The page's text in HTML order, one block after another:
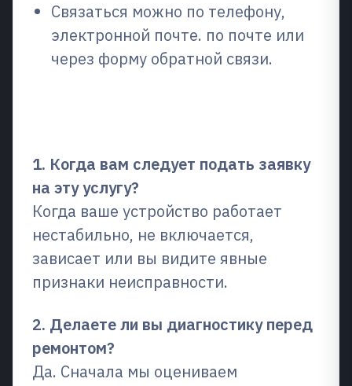
Связаться можно по телефону,
электронной почте. по почте или
через форму обратной связи.
1. Когда вам следует подать заявку
на эту услугу?
Когда ваше устройство работает
нестабильно, не включается,
зависает или вы видите явные
признаки неисправности.
2. Делаете ли вы диагностику перед
ремонтом?
Да. Сначала мы оцениваем